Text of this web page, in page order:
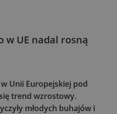
w UE nadal rosną
Unii Europejskiej pod
trend wzrostowy.
młodych buhajów i